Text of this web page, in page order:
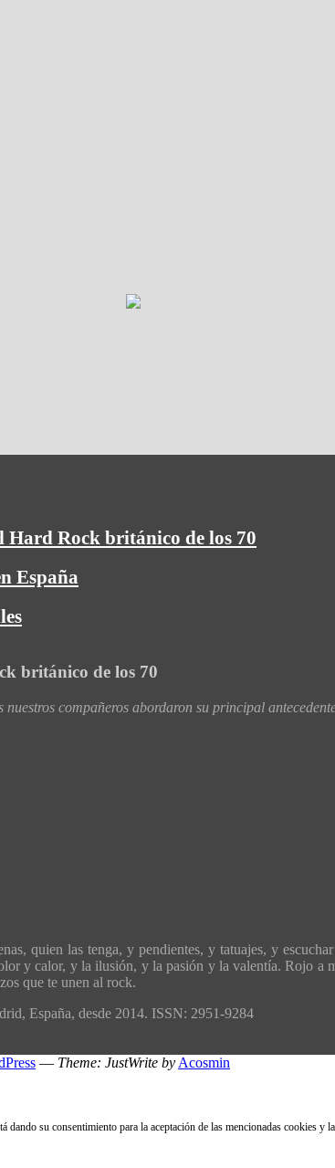
Hard Rock británico de los 70
España
británico de los 70
compañeros abordaron su principal
quien las tenga, y pendientes, y tatuajes, y
y calor, y la ilusión, y la pasión y la valentía. Rojo
que te unen al rock.
España, desde 2014. ISSN: 2951-9284
— Theme: JustWrite by Acosmin
su consentimiento para la aceptación de las mencionadas cookies y